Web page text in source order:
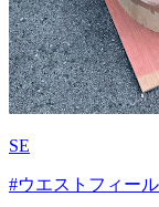
SE
#ウエストフィー